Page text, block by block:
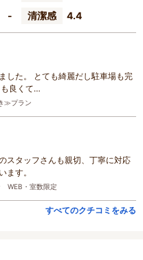
- 清潔感 4.4
した。 とても綺麗だし駐車場も完
良くて…
≫プラン
スタッフさんも親切、丁寧に対応
ます。
WEB・室数限定
すべてのクチコミをみる